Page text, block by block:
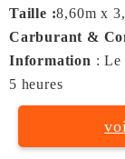
Taille :8,60m x
Carburant &
Information : Le
5 heures